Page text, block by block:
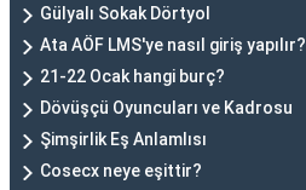
Gülyalı Sokak Dörtyol
Ata AÖF LMS'ye nasıl giriş yapılır?
21-22 Ocak hangi burç?
Dövüşçü Oyuncuları ve Kadrosu
Şimşirlik Eş Anlamlısı
Cosecx neye eşittir?